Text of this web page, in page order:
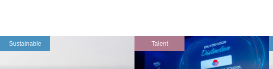
Sustainable Talent